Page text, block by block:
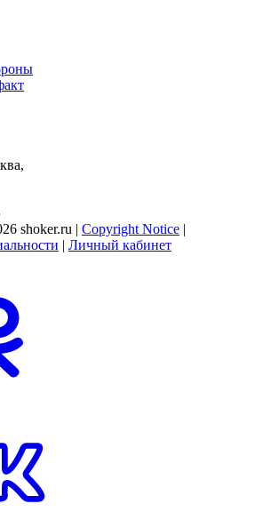
shoker.ru | Copyright Notice |
| Личный кабинет